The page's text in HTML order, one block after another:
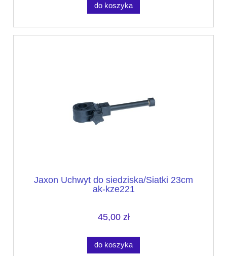
do koszyka
Jaxon Uchwyt do siedziska/Siatki 23cm
ak-kze221
45,00 zł
do koszyka